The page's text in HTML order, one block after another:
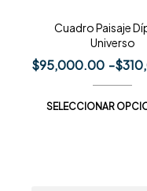
Cuadro Paisaje
Universo
$95,000.00 -$
SELECCIONAR